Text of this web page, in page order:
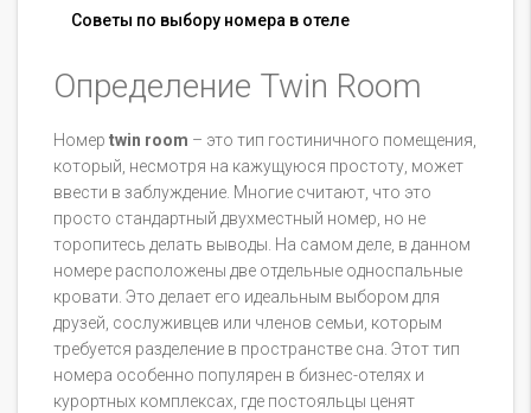
Советы по выбору номера в отеле
Определение Twin Room
Номер twin room – это тип гостиничного помещения,
который, несмотря на кажущуюся простоту, может
ввести в заблуждение. Многие считают, что это
просто стандартный двухместный номер, но не
торопитесь делать выводы. На самом деле, в данном
номере расположены две отдельные односпальные
кровати. Это делает его идеальным выбором для
друзей, сослуживцев или членов семьи, которым
требуется разделение в пространстве сна. Этот тип
номера особенно популярен в бизнес-отелях и
курортных комплексах, где постояльцы ценят